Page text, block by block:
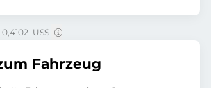
0,4102 US$
Fahrzeug